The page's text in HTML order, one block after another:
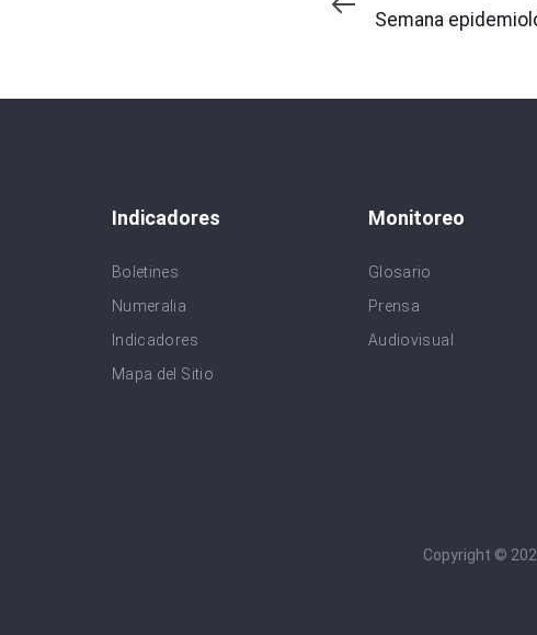
Anterior
Semana
Indicadores
Boletines
Numeralia
Indicadores
Mapa del Sitio
Monitoreo
Glosario
Prensa
Audiovisual
Copyright ©